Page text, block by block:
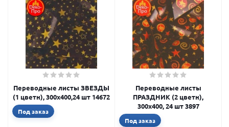
Переводные листы ЗВЕЗДЫ
(1 цветн), 300х400,24 шт 14672
Под заказ
Переводные листы
ПРАЗДНИК (2 цветн),
300х400, 24 шт 3897
Под заказ